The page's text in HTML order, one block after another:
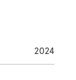
2024